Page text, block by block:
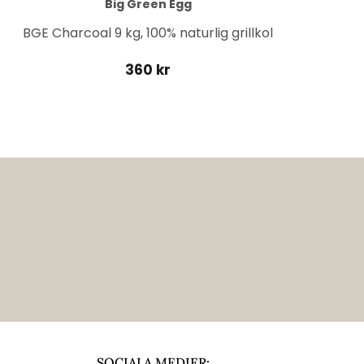
Big Green Egg
BGE Charcoal 9 kg, 100% naturlig grillkol
360 kr